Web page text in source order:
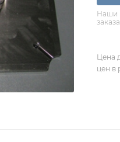
Наши
заказа
Цена
цен в